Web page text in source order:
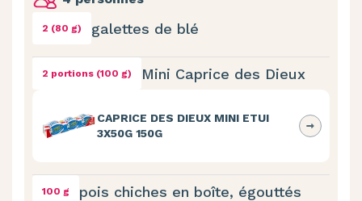
2 (80 g) galettes de blé
2 portions (100 g) Mini Caprice des Dieux
CAPRICE DES DIEUX MINI ETUI
3X50G 150G
100 g pois chiches en boîte, égouttés